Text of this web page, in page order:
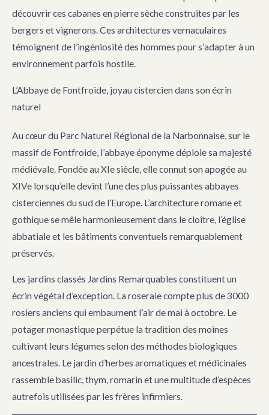
découvrir ces cabanes en pierre sèche construites par les
bergers et vignerons. Ces architectures vernaculaires
témoignent de l’ingéniosité des hommes pour s’adapter à un
environnement parfois hostile.
L’Abbaye de Fontfroide, joyau cistercien dans son écrin
naturel
Au cœur du Parc Naturel Régional de la Narbonnaise, sur le
massif de Fontfroide, l’abbaye éponyme déploie sa majesté
médiévale. Fondée au XIe siècle, elle connut son apogée au
XIVe lorsqu’elle devint l’une des plus puissantes abbayes
cisterciennes du sud de l’Europe. L’architecture romane et
gothique se mêle harmonieusement dans le cloître, l’église
abbatiale et les bâtiments conventuels remarquablement
préservés.
Les jardins classés Jardins Remarquables constituent un
écrin végétal d’exception. La roseraie compte plus de 3000
rosiers anciens qui embaument l’air de mai à octobre. Le
potager monastique perpétue la tradition des moines
cultivant leurs légumes selon des méthodes biologiques
ancestrales. Le jardin d’herbes aromatiques et médicinales
rassemble basilic, thym, romarin et une multitude d’espèces
autrefois utilisées par les frères infirmiers.